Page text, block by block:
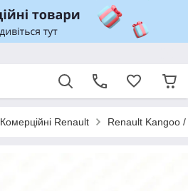
Комерційні Renault Renault Kangoo